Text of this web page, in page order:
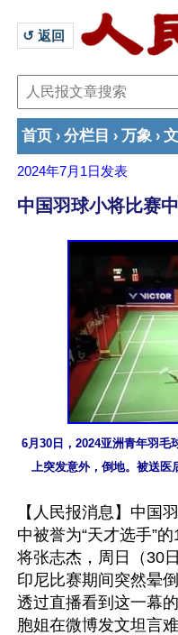
↺ 返回
首页 › 分栏目 › 万象 ›
2024年7月1日 发表
中国羽球小将比赛
6月30日，2024亚洲青年羽毛
上突发意外，倒地。被送医
【人民报消息】中国
中被誉为“天才选手”
将张志杰，周日（30
印尼比赛期间突然晕
透过直播看到这一幕
胞姐在微博发文坦言